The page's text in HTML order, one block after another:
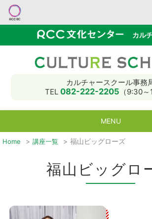
カル
カルチャースクール事務
TEL 082-222-2205 （9:30～
MENU
HOME
入会と受講のご案内
講師募集
講座一覧
教室MAP
受講申込
Home 講座一覧 福山ビッグローズ
福山ビッグロ